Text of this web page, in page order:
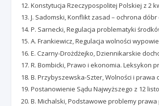
Konstytucja Rzeczypospolitej Polskiej z 2
J. Sadomski, Konflikt zasad – ochrona
P. Sarnecki, Regulacja problematyki
A. Frankiewicz, Regulacja wolności
E. Czarny-Drożdżejko, Dziennikarskie
R. Bombicki, Prawo i ekonomia. Leksykon
B. Przybyszewska-Szter, Wolności i prawa
Postanowienie Sądu Najwyższego z 12
B. Michalski, Podstawowe problemy